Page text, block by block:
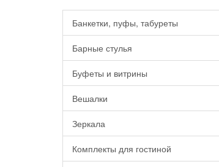
Банкетки, пуфы, табуреты
Барные стулья
Буфеты и витрины
Вешалки
Зеркала
Комплекты для гостиной